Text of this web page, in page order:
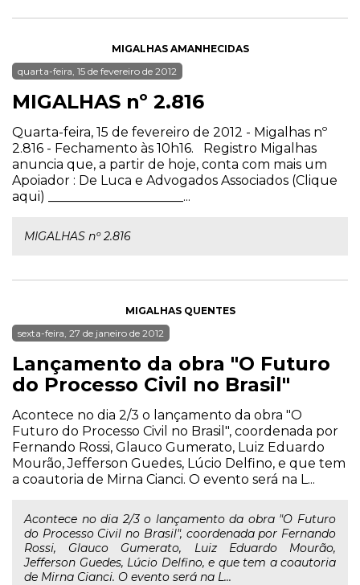
MIGALHAS AMANHECIDAS
quarta-feira, 15 de fevereiro de 2012
MIGALHAS nº 2.816
Quarta-feira, 15 de fevereiro de 2012 - Migalhas nº
2.816 - Fechamento às 10h16. Registro Migalhas
anuncia que, a partir de hoje, conta com mais um
Apoiador : De Luca e Advogados Associados (Clique
aqui) _____________________...
MIGALHAS nº 2.816
MIGALHAS QUENTES
sexta-feira, 27 de janeiro de 2012
Lançamento da obra "O Futuro
do Processo Civil no Brasil"
Acontece no dia 2/3 o lançamento da obra "O
Futuro do Processo Civil no Brasil", coordenada por
Fernando Rossi, Glauco Gumerato, Luiz Eduardo
Mourão, Jefferson Guedes, Lúcio Delfino, e que tem
a coautoria de Mirna Cianci. O evento será na L...
Acontece no dia 2/3 o lançamento da obra "O Futuro
do Processo Civil no Brasil", coordenada por Fernando
Rossi, Glauco Gumerato, Luiz Eduardo Mourão,
Jefferson Guedes, Lúcio Delfino, e que tem a coautoria
de Mirna Cianci. O evento será na L...